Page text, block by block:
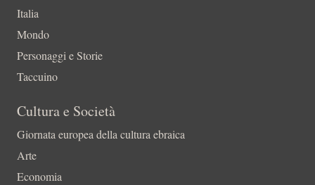
Italia
Mondo
Personaggi e Storie
Taccuino
Cultura e Società
Giornata europea della cultura ebraica
Arte
Economia